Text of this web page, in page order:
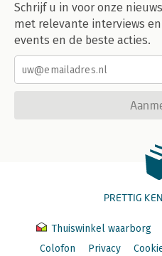
Schrijf u in voor onze
met relevante interviews
events en de beste acties.
PRETTIG
Thuiswinkel waarborg
Colofon
Privacy